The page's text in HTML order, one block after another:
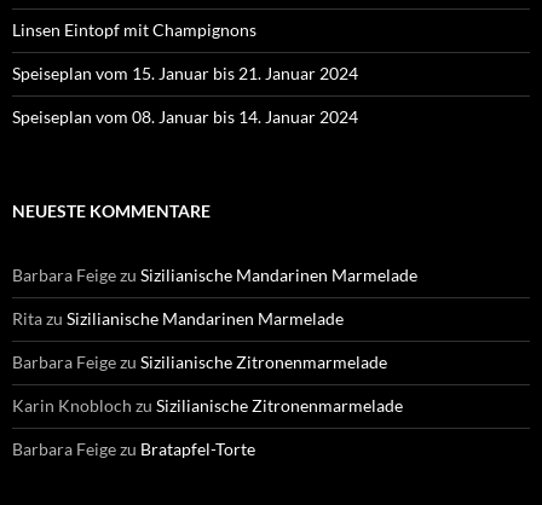
Linsen Eintopf mit Champignons
Speiseplan vom 15. Januar bis 21. Januar 2024
Speiseplan vom 08. Januar bis 14. Januar 2024
NEUESTE KOMMENTARE
Barbara Feigezu Sizilianische Mandarinen Marmelade
Ritazu Sizilianische Mandarinen Marmelade
Barbara Feigezu Sizilianische Zitronenmarmelade
Karin Knobloch zu Sizilianische Zitronenmarmelade
Barbara Feigezu Bratapfel-Torte